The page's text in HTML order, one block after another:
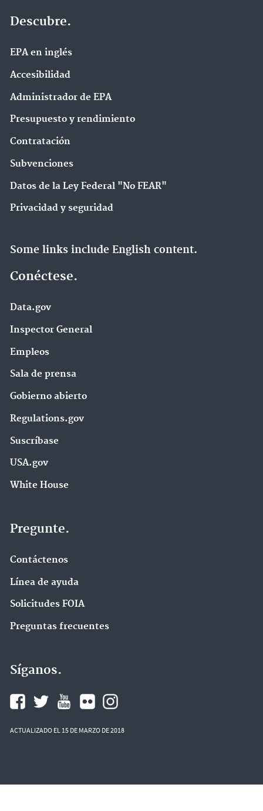
Descubre.
EPA en ingl‌és
Accesibilidad
Administrador de EPA
Presupuesto y rendimiento
Contratación
Subvenciones
Datos de la Ley Federal "No FEAR"
Privacidad y seguridad
Some links include English content.
Conéctese.
Data.gov
Inspector General
Empleos
Sala de prensa
Gobierno abierto
Regulations.gov
Suscríbase
USA.gov
White House
Pregunte.
Contáctenos
Línea de ayuda
Solicitudes FOIA
Preguntas frecuentes
Síganos.
ACTUALIZADO EL 15 DE MARZO DE 2018